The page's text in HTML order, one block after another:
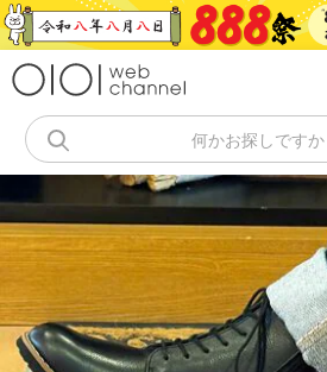
コ
ン
キ
ッ
プ
何かお探しですか